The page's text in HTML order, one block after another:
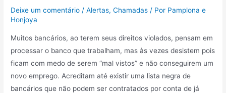
Deixe um comentário /Alertas,Chamadas / Por Pamplona e
Honjoya
Muitos bancários, ao terem seus direitos violados, pensam em
processar o banco que trabalham, mas às vezes desistem pois
ficam com medo de serem “mal vistos” e não conseguirem um
novo emprego. Acreditam até existir uma lista negra de
bancários que não podem ser contratados por conta de já